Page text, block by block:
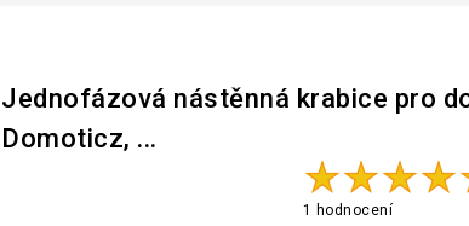
Jednofázová nástěnná krabice pro
Domoticz, ...
1 hodnocení